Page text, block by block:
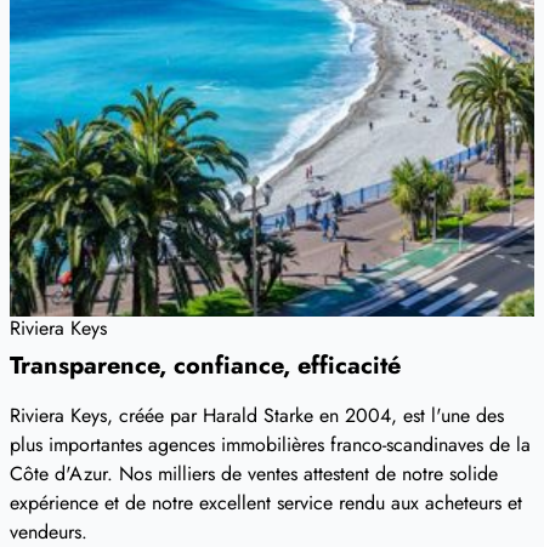
Riviera Keys
Transparence, confiance, efficacité
Riviera Keys, créée par Harald Starke en 2004, est l'une des
plus importantes agences immobilières franco-scandinaves de la
Côte d'Azur. Nos milliers de ventes attestent de notre solide
expérience et de notre excellent service rendu aux acheteurs et
vendeurs.